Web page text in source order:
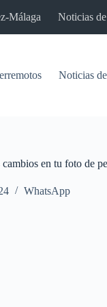
Málaga Noticias
Noticias
en tu foto de
WhatsApp